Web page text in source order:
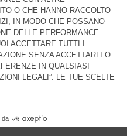
PANTALONI DONNA RENBAY
€ 115
PANTALONI DA JOGGING DONNA
ANKAZ
€ 130